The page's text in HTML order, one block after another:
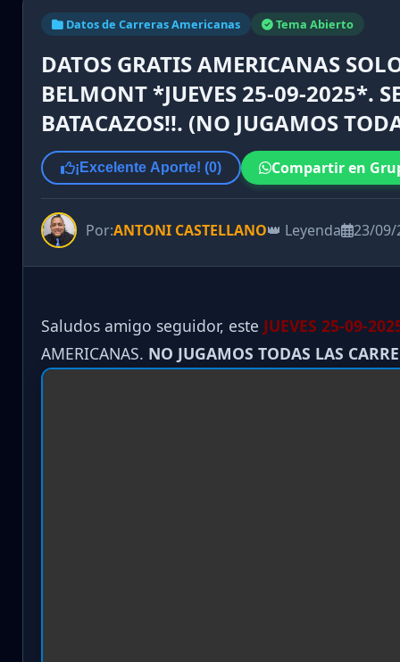
Datos de Carreras Americanas Tema Abierto
DATOS GRATIS AMERICANAS
BELMONT *JUEVES 25-09-2025*.
BATACAZOS!!. (NO JUGAMOS
¡Excelente Aporte! (0) Compartir en
Por:ANTONI CASTELLANO👑 Leyenda 23/09/
Saludos amigo seguidor, este JUEVES 25-09-
AMERICANAS. NO JUGAMOS TODAS LAS